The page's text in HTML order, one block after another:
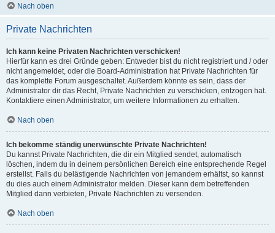
Nach oben
Private Nachrichten
Ich kann keine Privaten Nachrichten verschicken!
Hierfür kann es drei Gründe geben: Entweder bist du nicht registriert und / oder
nicht angemeldet, oder die Board-Administration hat Private Nachrichten für
das komplette Forum ausgeschaltet. Außerdem könnte es sein, dass der
Administrator dir das Recht, Private Nachrichten zu verschicken, entzogen hat.
Kontaktiere einen Administrator, um weitere Informationen zu erhalten.
Nach oben
Ich bekomme ständig unerwünschte Private Nachrichten!
Du kannst Private Nachrichten, die dir ein Mitglied sendet, automatisch
löschen, indem du in deinem persönlichen Bereich eine entsprechende Regel
erstellst. Falls du belästigende Nachrichten von jemandem erhältst, so kannst
du dies auch einem Administrator melden. Dieser kann dem betreffenden
Mitglied dann verbieten, Private Nachrichten zu versenden.
Nach oben